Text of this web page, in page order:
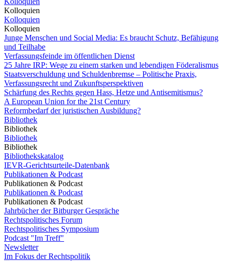
Kolloquien
Kolloquien
Kolloquien
Junge Menschen und Social Media: Es braucht Schutz, Befähigung
und Teilhabe
Verfassungsfeinde im öffentlichen Dienst
25 Jahre IRP: Wege zu einem starken und lebendigen Föderalismus
Staatsverschuldung und Schuldenbremse – Politische Praxis,
Verfassungsrecht und Zukunftsperspektiven
Schärfung des Rechts gegen Hass, Hetze und Antisemitismus?
A European Union for the 21st Century
Reformbedarf der juristischen Ausbildung?
Bibliothek
Bibliothek
Bibliothek
Bibliothek
Bibliothekskatalog
IEVR-Gerichtsurteile-Datenbank
Publikationen & Podcast
Publikationen & Podcast
Publikationen & Podcast
Publikationen & Podcast
Jahrbücher der Bitburger Gespräche
Rechtspolitisches Forum
Rechtspolitisches Symposium
Podcast "Im Treff"
Newsletter
Im Fokus der Rechtspolitik